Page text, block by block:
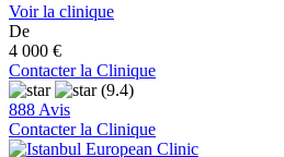
Voir la clinique
De
4 000 €
Contacter la Clinique
(9.4)
888 Avis
Contacter la Clinique